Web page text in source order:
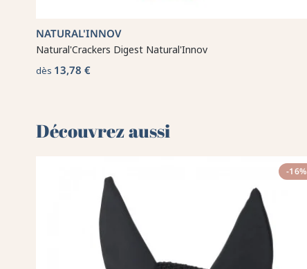
NATURAL'INNOV
Natural'Crackers Digest Natural'Innov
dès 13,78 €
Découvrez aussi 🌻
-16%